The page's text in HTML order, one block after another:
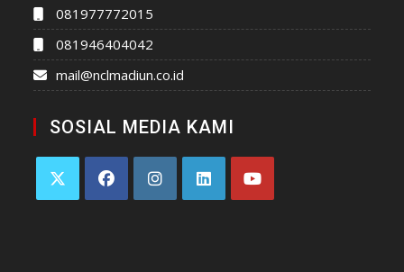
081977772015
081946404042
mail@nclmadiun.co.id
SOSIAL MEDIA KAMI